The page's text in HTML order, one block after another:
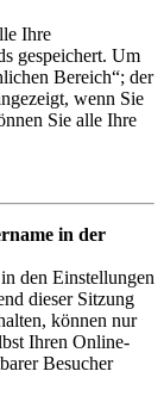
Ihre
gespeichert. Um
Bereich“; der
wenn Sie
Sie alle Ihre
in der
den Einstellungen
dieser Sitzung
können nur
Ihren Online-
Besucher